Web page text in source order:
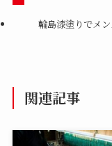
輪島漆塗りでメ
関連記事